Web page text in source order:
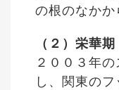
の根のなかか
（２）栄華期
２００３年
し、関東の